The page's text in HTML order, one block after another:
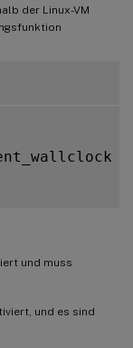
der Linux-VM
und muss
und es sind